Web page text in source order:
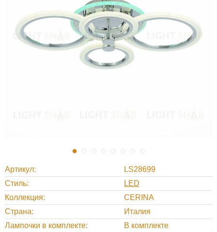
Артикул
LS28699
Стиль
LED
Коллекция
CERINA
Страна
Италия
Лампочки в комплекте
В комплекте